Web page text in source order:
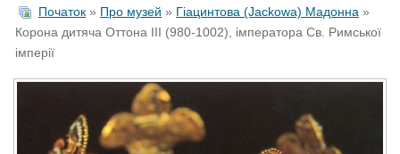
Початок » Про музей » Гіацинтова (Jackowa) Мадонна »
Корона дитяча Оттона ІІІ (980-1002), імператора Св. Римської
імперії